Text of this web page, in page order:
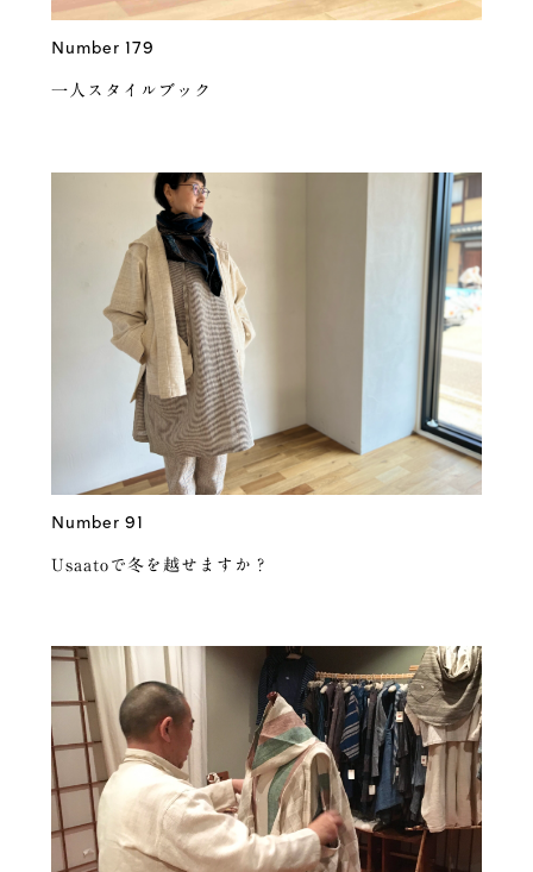
Number 179
一人スタイルブック
Number 91
Usaatoで冬を越せますか？